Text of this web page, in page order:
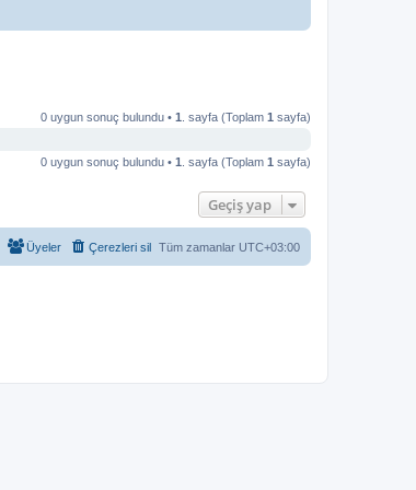
0 uygun sonuç bulundu • 1 . sayfa (Toplam 1 sayfa)
0 uygun sonuç bulundu • 1 . sayfa (Toplam 1 sayfa)
Geçiş yap
Tüm zamanlar UTC+03:00
Çerezleri sil
Üyeler